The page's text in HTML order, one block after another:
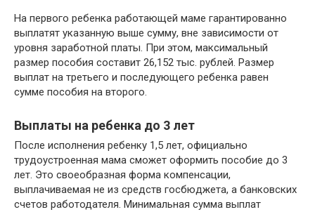
На первого ребенка работающей маме гарантированно
выплатят указанную выше сумму, вне зависимости от
уровня заработной платы. При этом, максимальный
размер пособия составит 26,152 тыс. рублей. Размер
выплат на третьего и последующего ребенка равен
сумме пособия на второго.
Выплаты на ребенка до 3 лет
После исполнения ребенку 1,5 лет, официально
трудоустроенная мама сможет оформить пособие до 3
лет. Это своеобразная форма компенсации,
выплачиваемая не из средств госбюджета, а банковских
счетов работодателя. Минимальная сумма выплат